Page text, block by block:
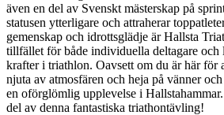
även en del av Svenskt mästerskap på
statusen ytterligare och attraherar
gemenskap och idrottsglädje är Hallsta
tillfället för både individuella deltagare och
krafter i triathlon. Oavsett om du är här för
njuta av atmosfären och heja på vänner
en oförglömlig upplevelse i
del av denna fantastiska triathontävling!